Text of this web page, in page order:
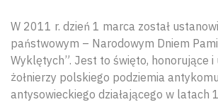
W 2011 r. dzień 1 marca został
państwowym – Narodowym Dniem
Wyklętych”. Jest to święto, honorujące
żołnierzy polskiego podziemia
antysowieckiego działającego w latach